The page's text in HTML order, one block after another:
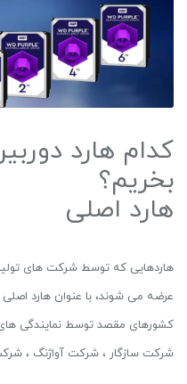
کدام هارد
بخریم؟
هارد اصلی
هاردهایی که توسط شرکت های تولید
عرضه می شوند، با عنوان هارد
کشورهای مقصد توسط نمایندگی های
شرکت سازگار ، شرکت آواژنگ ،